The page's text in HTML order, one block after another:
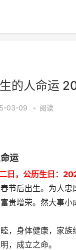
的人命运
03-09 • 阅读
运
日，公历生日：
节后出生。为人忠
贵增荣。然大事
，身体健康，家族
，成立之命。